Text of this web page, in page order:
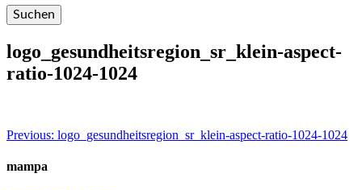
logo_gesundheitsregion_sr_klein-aspect-
ratio-1024-1024
Beitragsnavigation
Previous: logo_gesundheitsregion_sr_klein-aspect-ratio-1024-1024
mampa